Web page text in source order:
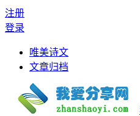
注册
登录
唯美诗文
文章归档